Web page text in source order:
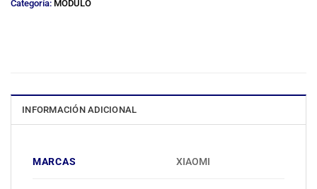
Categoría: MODULO
INFORMACIÓN ADICIONAL
MARCAS XIAOMI